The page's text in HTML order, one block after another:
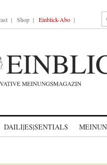
Shop Einblick-Abo
DAILI|ES|SENTIALS